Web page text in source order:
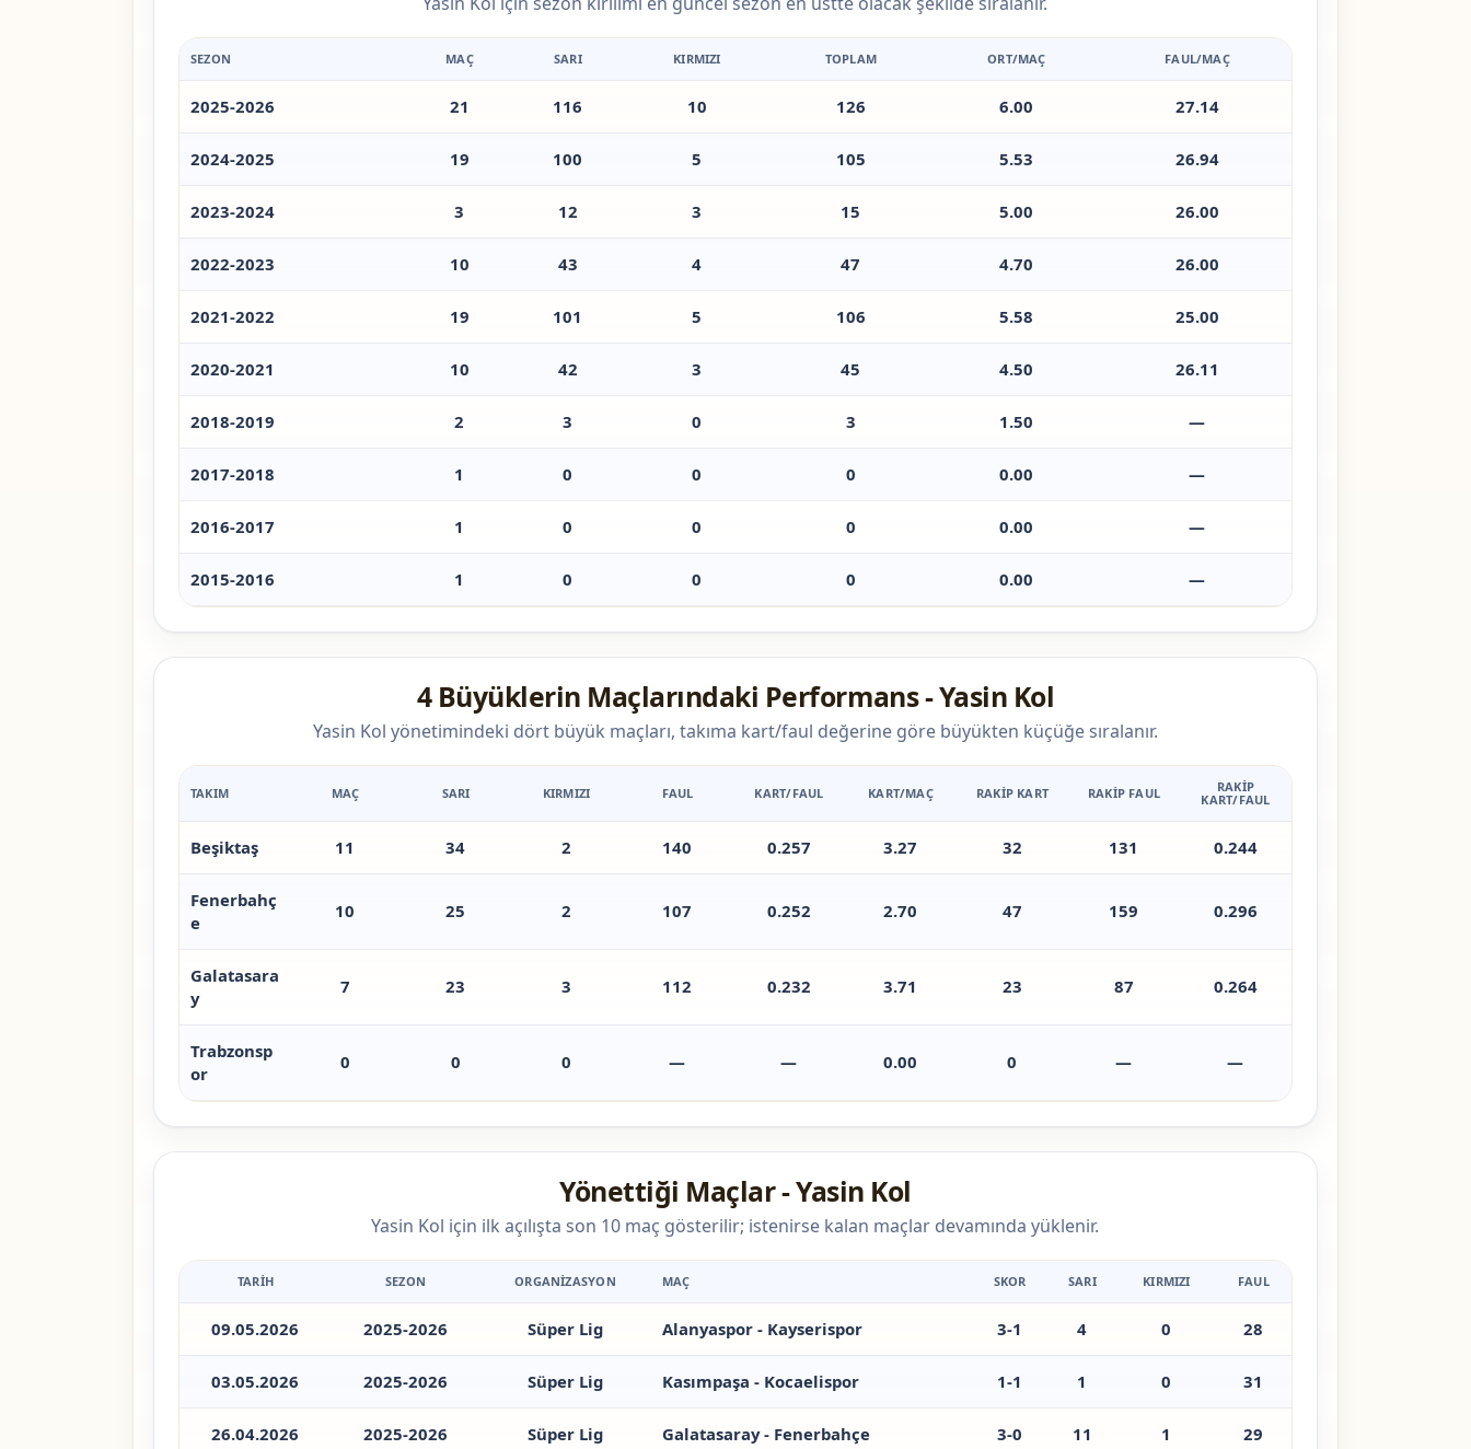
SEZON MAÇ SARI KIRMIZI TOPLAM ORT/MAÇ FAUL/MAÇ
2025-2026 21 116 10 126 6.00 27.14
2024-2025 19 100 5 105 5.53 26.94
2023-2024 3 12 3 15 5.00 26.00
2022-2023 10 43 4 47 4.70 26.00
2021-2022 19 101 5 106 5.58 25.00
2020-2021 10 42 3 45 4.50 26.11
2018-2019 2 3 0 3 1.50 —
2017-2018 1 0 0 0 0.00 —
2016-2017 1 0 0 0 0.00 —
2015-2016 1 0 0 0 0.00 —
4 Büyüklerin Maçlarındaki Performans - Yasin Kol
Yasin Kol yönetimindeki dört büyük maçları, takıma kart/faul değerine göre büyükten küçüğe sıralanır.
TAKIM MAÇ SARI KIRMIZI FAUL KART/FAUL KART/MAÇ RAKIP KART RAKIP FAUL
RAKIP
KART/FAUL
Beşiktaş 11 34 2 140 0.257 3.27 32 131 0.244
Fenerbahç
e
10 25 2 107 0.252 2.70 47 159 0.296
Galatasara
y
7 23 3 112 0.232 3.71 23 87 0.264
Trabzonsp
or
0 0 0 — — 0.00 0 — —
Yönettiği Maçlar - Yasin Kol
Yasin Kol için ilk açılışta son 10 maç gösterilir; istenirse kalan maçlar devamında yüklenir.
TARIH SEZON ORGANIZASYON MAÇ SKOR SARI KIRMIZI FAUL
09.05.2026 2025-2026 Süper Lig Alanyaspor - Kayserispor 3-1 4 0 28
03.05.2026 2025-2026 Süper Lig Kasımpaşa - Kocaelispor 1-1 1 0 31
26.04.2026 2025-2026 Süper Lig Galatasaray - Fenerbahçe 3-0 11 1 29